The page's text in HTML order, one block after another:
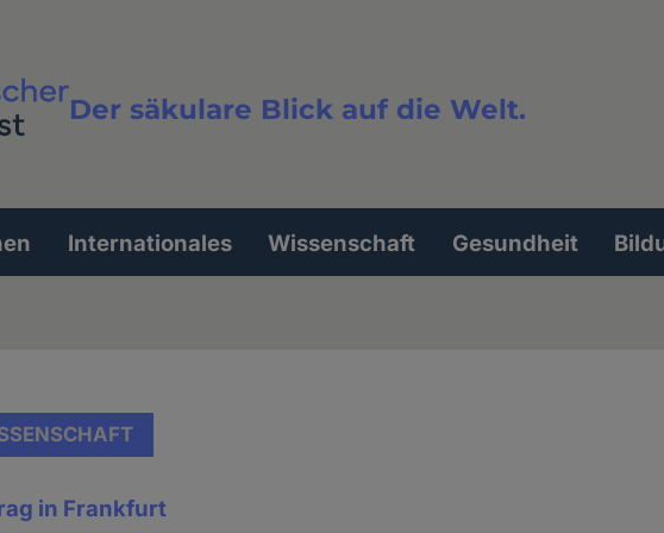
Der säkulare Blick auf die Welt.
Volltextsuche
Internationales Wissenschaft Gesundheit
in Frankfurt